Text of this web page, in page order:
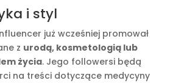
i styl
już wcześniej promował
z urodą, kosmetologią lub
życia. Jego followersi będą
na treści dotyczące medycyny